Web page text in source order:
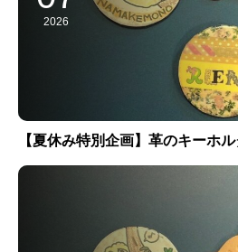
2026
【夏休み特別企画】革のキーホ